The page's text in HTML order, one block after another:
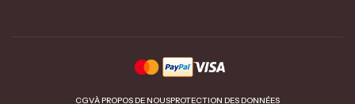
CGVÀ PROPOS DE NOUSPROTECTION DES DONNÉES